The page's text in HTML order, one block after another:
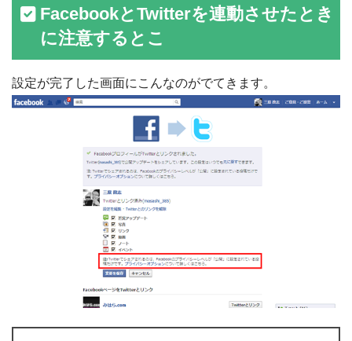
FacebookとTwitterを連動させたとき
に注意するとこ
設定が完了した画面にこんなのがでてきます。